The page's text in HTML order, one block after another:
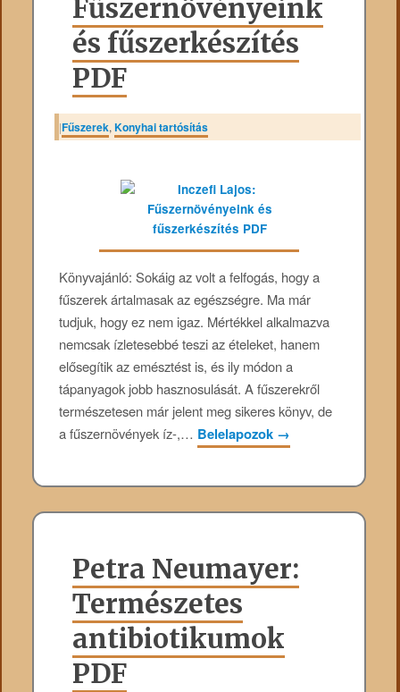
Fűszernövényeink
és fűszerkészítés
PDF
|Fűszerek,Konyhai tartósítás
Könyvajánló: Sokáig az volt a felfogás, hogy a
fűszerek ártalmasak az egészségre. Ma már
tudjuk, hogy ez nem igaz. Mértékkel alkalmazva
nemcsak ízletesebbé teszi az ételeket, hanem
elősegítik az emésztést is, és ily módon a
tápanyagok jobb hasznosulását. A fűszerekről
természetesen már jelent meg sikeres könyv, de
a fűszernövények íz-,… Belelapozok →
Petra Neumayer:
Természetes
antibiotikumok
PDF